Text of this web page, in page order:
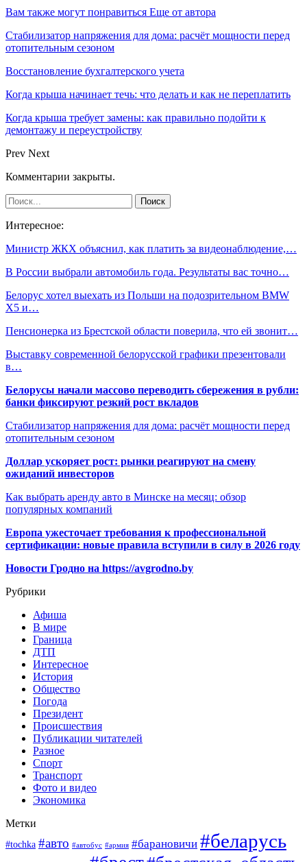
Вам также могут понравиться Еще от автора
Стабилизатор напряжения для дома: расчёт мощности перед
отопительным сезоном
Восстановление бухгалтерского учета
Когда крыша начинает течь: что делать и как не переплатить
Когда крыша требует замены: как правильно подойти к
демонтажу и переустройству
Prev Next
Комментарии закрыты.
Интересное:
Министр ЖКХ объяснил, как платить за видеонаблюдение,…
В России выбрали автомобиль года. Результаты вас точно…
Белорус хотел выехать из Польши на подозрительном BMW
X5 и…
Пенсионерка из Брестской области поверила, что ей звонит…
Выставку современной белорусской графики презентовали
в…
Белорусы начали массово переводить сбережения в рубли:
банки фиксируют резкий рост вкладов
Стабилизатор напряжения для дома: расчёт мощности перед
отопительным сезоном
Доллар ускоряет рост: рынки реагируют на смену
ожиданий инвесторов
Как выбрать аренду авто в Минске на месяц: обзор
популярных компаний
Европа ужесточает требования к профессиональной
сертификации: новые правила вступили в силу в 2026 году
Новости Гродно на https://avgrodno.by
Рубрики
Афиша
В мире
Граница
ДТП
Интересное
История
Общество
Погода
Президент
Происшествия
Публикации читателей
Разное
Спорт
Транспорт
Фото и видео
Экономика
Метки
#tochka #авто #автобус #армия #барановичи #беларусь